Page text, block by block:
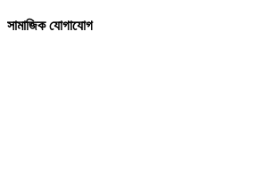
সামাজিক যোগাযোগ